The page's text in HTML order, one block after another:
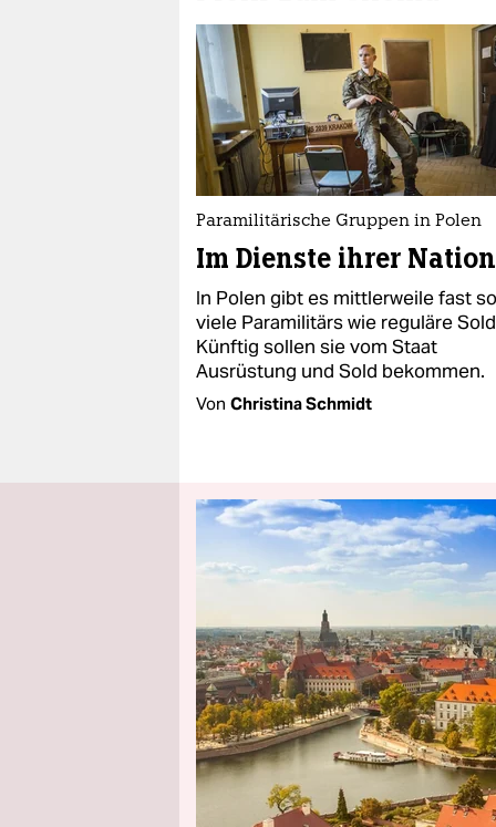
Paramilitärische Gruppen in Polen
Im Dienste ihrer Nation
In Polen gibt es mittlerweile fast so
viele Paramilitärs wie reguläre
Künftig sollen sie vom Staat
Ausrüstung und Sold bekommen.
Von Christina Schmidt